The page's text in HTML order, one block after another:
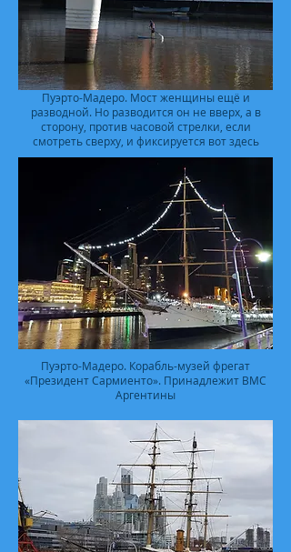
Пуэрто-Мадеро. Мост женщины ещё и
разводной. Но разводится он не вверх, а в
сторону, против часовой стрелки, если
смотреть сверху, и фиксируется вот здесь
Пуэрто-Мадеро. Корабль-музей фрегат
«Президент Сармиенто». Принадлежит ВМС
Аргентины